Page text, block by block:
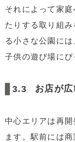
それによって家
たりする取り組
る小さな公園に
子供の遊び場にぴ
お店が
中心エリアは再
ます。駅前には